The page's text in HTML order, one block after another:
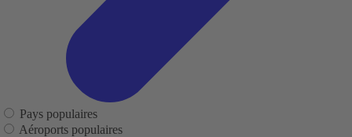
Pays populaires
Aéroports populaires